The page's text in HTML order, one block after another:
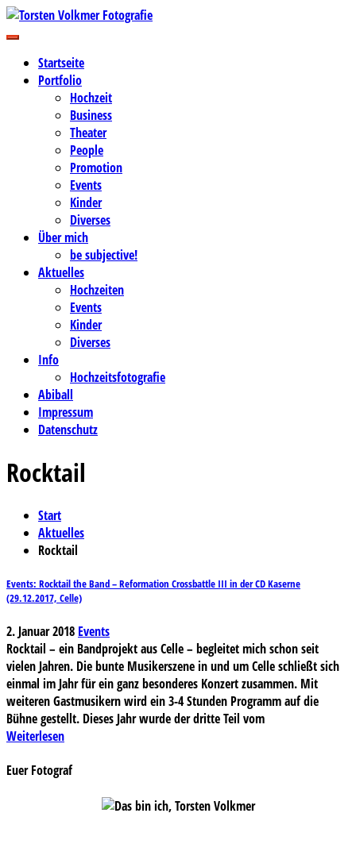
Zum
Inhalt
Torsten Volkmer Fotografie
Business-, Portrait- und Hochzeitsfotografie
Startseite
Portfolio
Hochzeit
Business
Theater
People
Promotion
Events
Kinder
Diverses
Über mich
be subjective!
Aktuelles
Hochzeiten
Events
Kinder
Diverses
Info
Hochzeitsfotografie
Abiball
Impressum
Datenschutz
Rocktail
Start
Aktuelles
Rocktail
Events: Rocktail the Band – Reformation Crossbattle III in der CD Kaserne
(29.12.2017, Celle)
2. Januar 2018 Events
Rocktail – ein Bandprojekt aus Celle – begleitet mich schon seit
vielen Jahren. Die bunte Musikerszene in und um Celle schließt sich
einmal im Jahr für ein ganz besonderes Konzert zusammen. Mit
weiteren Gastmusikern wird ein 3-4 Stunden Programm auf die
Bühne gestellt. Dieses Jahr wurde der dritte Teil vom
Weiterlesen
Euer Fotograf